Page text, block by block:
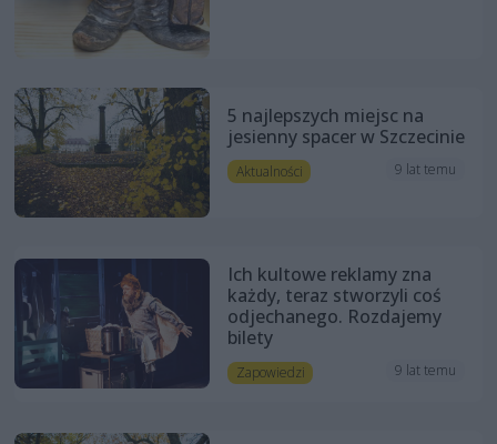
5 najlepszych miejsc na
jesienny spacer w Szczecinie
Aktualności 9 lat temu
Ich kultowe reklamy zna
każdy, teraz stworzyli coś
odjechanego. Rozdajemy
bilety
Zapowiedzi 9 lat temu